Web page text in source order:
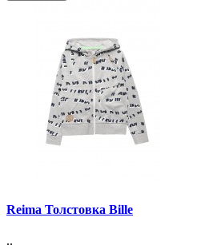
Reima Толстовка Bille
..